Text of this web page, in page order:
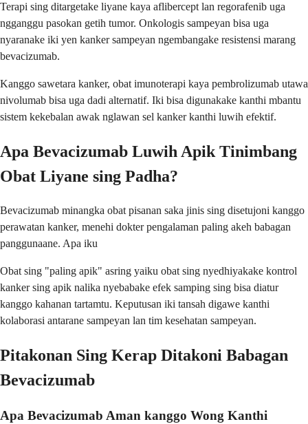
Terapi sing ditargetake liyane kaya aflibercept lan regorafenib uga
ngganggu pasokan getih tumor. Onkologis sampeyan bisa uga
nyaranake iki yen kanker sampeyan ngembangake resistensi marang
bevacizumab.
Kanggo sawetara kanker, obat imunoterapi kaya pembrolizumab utawa
nivolumab bisa uga dadi alternatif. Iki bisa digunakake kanthi mbantu
sistem kekebalan awak nglawan sel kanker kanthi luwih efektif.
Apa Bevacizumab Luwih Apik Tinimbang
Obat Liyane sing Padha?
Bevacizumab minangka obat pisanan saka jinis sing disetujoni kanggo
perawatan kanker, menehi dokter pengalaman paling akeh babagan
panggunaane. Apa iku
Obat sing "paling apik" asring yaiku obat sing nyedhiyakake kontrol
kanker sing apik nalika nyebabake efek samping sing bisa diatur
kanggo kahanan tartamtu. Keputusan iki tansah digawe kanthi
kolaborasi antarane sampeyan lan tim kesehatan sampeyan.
Pitakonan Sing Kerap Ditakoni Babagan
Bevacizumab
Apa Bevacizumab Aman kanggo Wong Kanthi